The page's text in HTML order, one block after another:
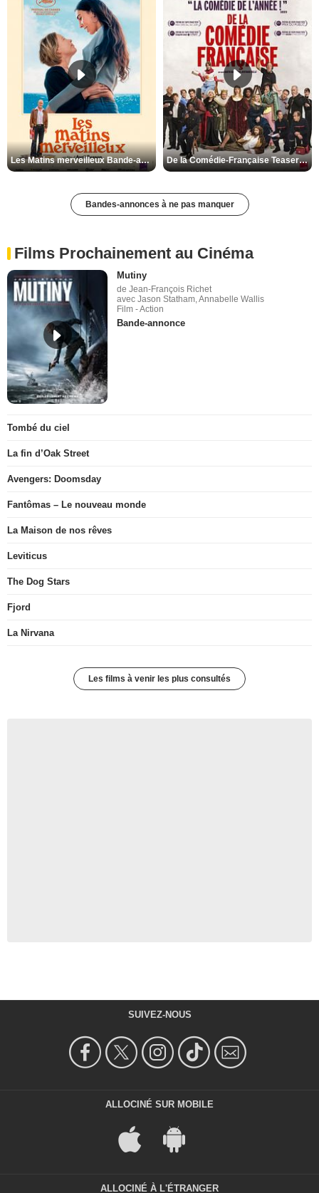
Les Matins merveilleux Bande-annonce VF De la Comédie-Française Teaser VF
Bandes-annonces à ne pas manquer
Films Prochainement au Cinéma
Mutiny
de Jean-François Richet
avec Jason Statham, Annabelle Wallis
Film - Action
Bande-annonce
Tombé du ciel
La fin d’Oak Street
Avengers: Doomsday
Fantômas – Le nouveau monde
La Maison de nos rêves
Leviticus
The Dog Stars
Fjord
La Nirvana
Les films à venir les plus consultés
SUIVEZ-NOUS
ALLOCINÉ SUR MOBILE
ALLOCINÉ À L'ÉTRANGER